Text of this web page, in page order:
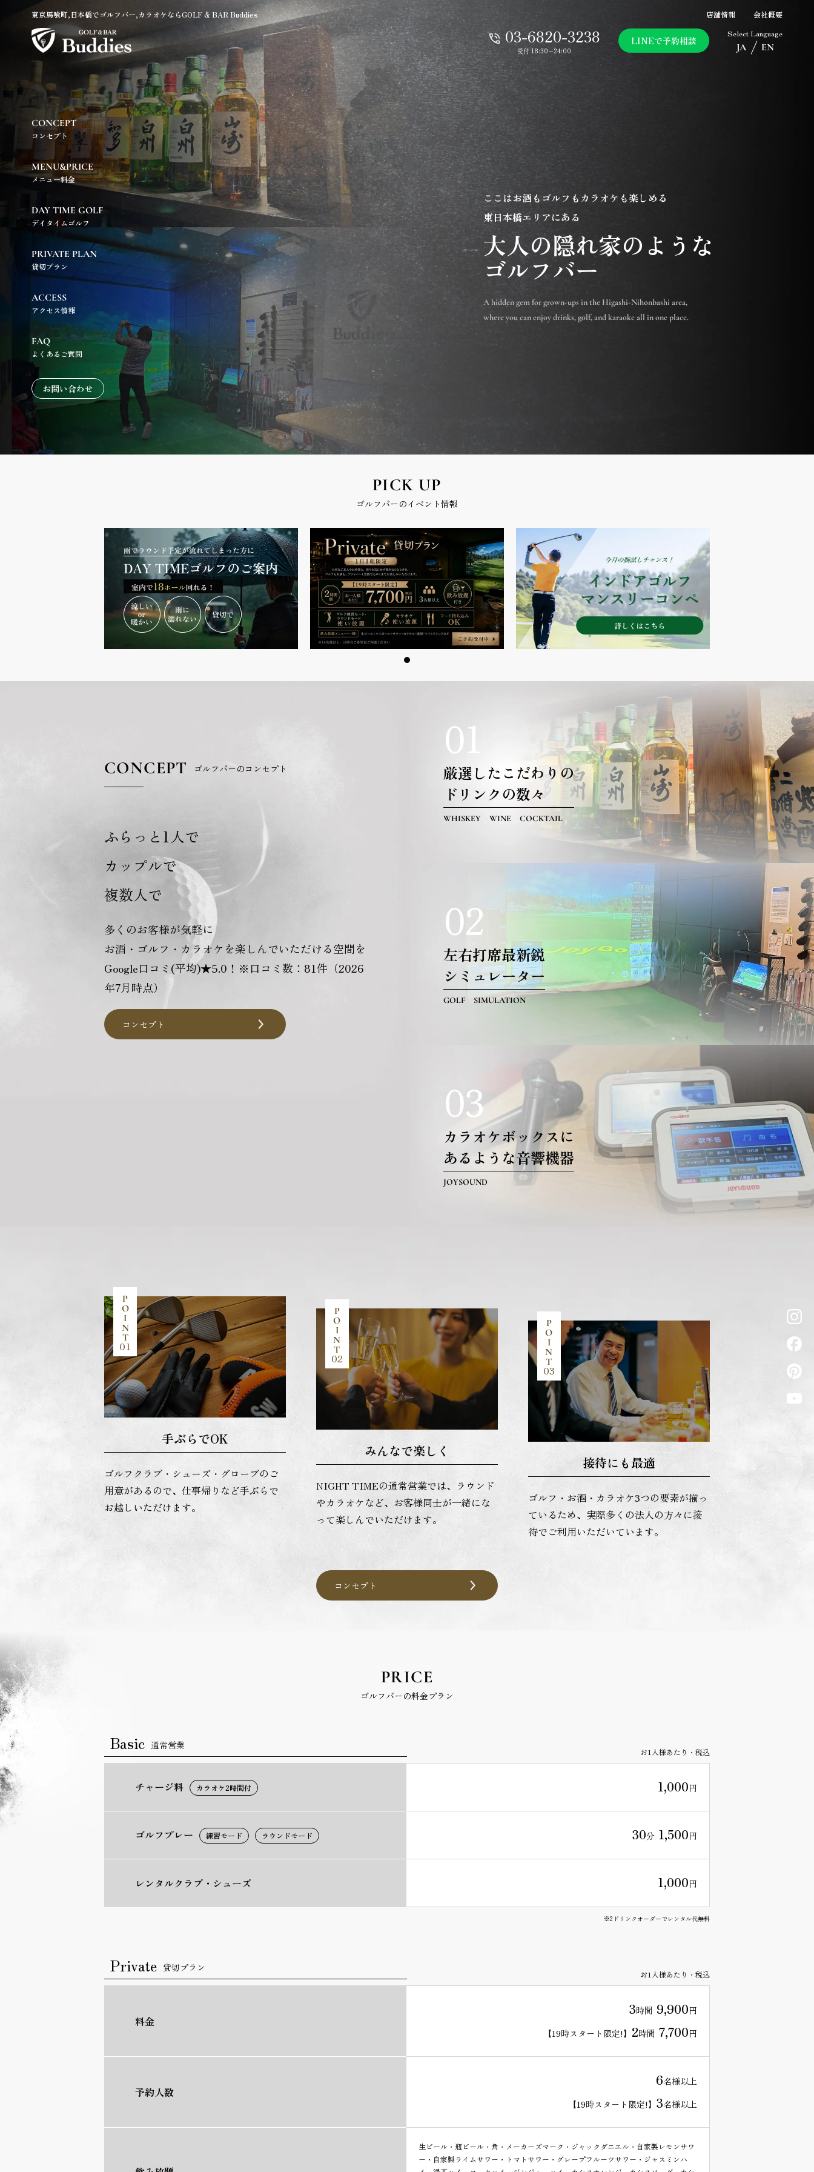
東京馬喰町,日本橋でゴルフバー,カラオケならGOLF & BAR Buddies 店舗情報 会社概要
03-6820-3238
受付 18:30～24:00
LINEで予約相談
Select Language
JA EN
CONCEPT
コンセプト
MENU&PRICE
メニュー料金
DAY TIME GOLF
デイタイムゴルフ
PRIVATE PLAN
貸切プラン
ACCESS
アクセス情報
FAQ
よくあるご質問
お問い合わせ
ここはお酒もゴルフもカラオケも楽しめる
東日本橋エリアにある
大人の隠れ家のような
ゴルフバー
A hidden gem for grown-ups in the Higashi-Nihonbashi area,
where you can enjoy drinks, golf, and karaoke all in one place.
PICK UP
ゴルフバーのイベント情報
CONCEPT ゴルフバーのコンセプト
ふらっと1人で
カップルで
複数人で
多くのお客様が気軽に
お酒・ゴルフ・カラオケを楽しんでいただける空間を
Google口コミ(平均)★5.0！※口コミ数：81件（2026
年7月時点）
コンセプト
01
厳選したこだわりの
ドリンクの数々
WHISKEY WINE COCKTAIL
02
左右打席最新鋭
シミュレーター
GOLF SIMULATION
03
カラオケボックスに
あるような音響機器
JOYSOUND
P
O
I
N
T
01
手ぶらでOK
ゴルフクラブ・シューズ・グローブのご
用意があるので、仕事帰りなど手ぶらで
お越しいただけます。
P
O
I
N
T
02
みんなで楽しく
NIGHT TIMEの通常営業では、ラウンド
やカラオケなど、お客様同士が一緒にな
って楽しんでいただけます。
P
O
I
N
T
03
接待にも最適
ゴルフ・お酒・カラオケ3つの要素が揃っ
ているため、実際多くの法人の方々に接
待でご利用いただいています。
コンセプト
PRICE
ゴルフバーの料金プラン
Basic 通常営業
お1人様あたり・税込
チャージ料 カラオケ2時間付 1,000円
ゴルフプレー 練習モード ラウンドモード 30分 1,500円
レンタルクラブ・ シューズ 1,000円
※2ドリンクオーダーでレンタル代無料
Private 貸切プラン
お1人様あたり・税込
料金
3時間 9,900円
【19時スタート限定!】 2時間 7,700円
予約人数
6名様以上
【19時スタート限定!】 3名様以上
生ビール・瓶ビール・角・メーカーズマーク・ジャックダニエル・自家製レモンサワ
ー・自家製ライムサワー・トマトサワー・グレープフルーツサワー・ジャスミンハ